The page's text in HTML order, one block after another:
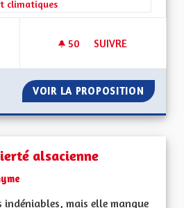
climatiques
50 50 ABONNÉS
SUIVRE
VOIR LA PROPOSITION FOUR
alsacienne
indéniables, mais elle manque